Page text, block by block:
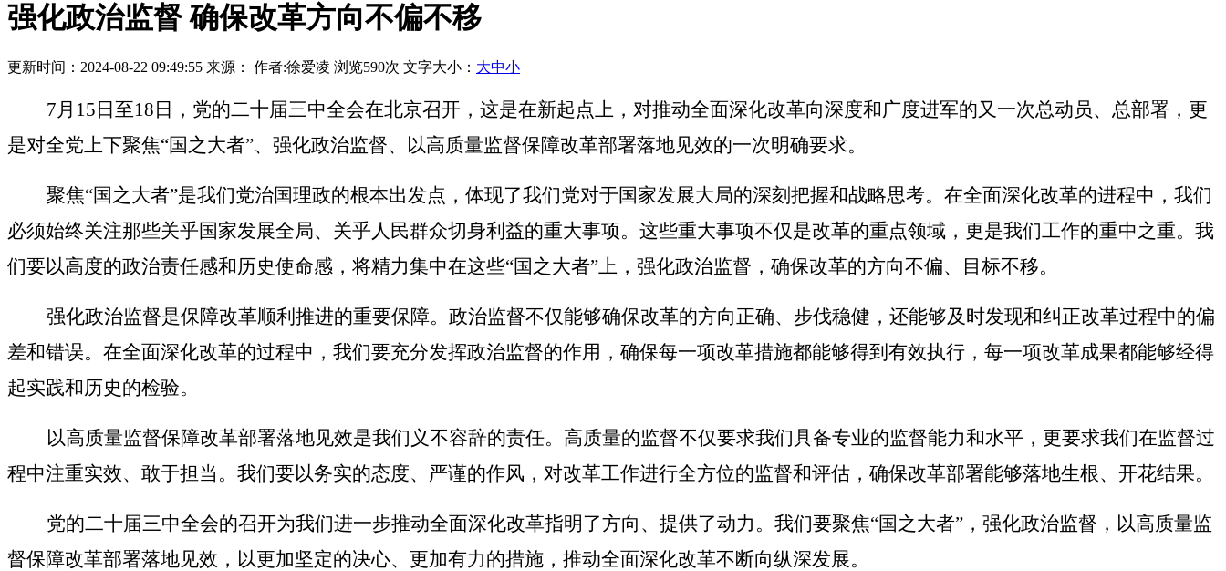
强化政治监督 确保改革方向不偏不移
更新时间： 2024-08-22 09:49:55 来源： 作者:徐爱凌 浏览590次 文字大小： 大中小
7月15日至18日，党的二十届三中全会在北京召开，这是在新起点上，对推动全面深化改革向深度和广度进军的又一次总动员、总部署，更
是对全党上下聚焦“国之大者”、强化政治监督、以高质量监督保障改革部署落地见效的一次明确要求。
聚焦“国之大者”是我们党治国理政的根本出发点，体现了我们党对于国家发展大局的深刻把握和战略思考。在全面深化改革的进程中，我们
必须始终关注那些关乎国家发展全局、关乎人民群众切身利益的重大事项。这些重大事项不仅是改革的重点领域，更是我们工作的重中之重。我
们要以高度的政治责任感和历史使命感，将精力集中在这些“国之大者”上，强化政治监督，确保改革的方向不偏、目标不移。
强化政治监督是保障改革顺利推进的重要保障。政治监督不仅能够确保改革的方向正确、步伐稳健，还能够及时发现和纠正改革过程中的偏
差和错误。在全面深化改革的过程中，我们要充分发挥政治监督的作用，确保每一项改革措施都能够得到有效执行，每一项改革成果都能够经得
起实践和历史的检验。
以高质量监督保障改革部署落地见效是我们义不容辞的责任。高质量的监督不仅要求我们具备专业的监督能力和水平，更要求我们在监督过
程中注重实效、敢于担当。我们要以务实的态度、严谨的作风，对改革工作进行全方位的监督和评估，确保改革部署能够落地生根、开花结果。
党的二十届三中全会的召开为我们进一步推动全面深化改革指明了方向、提供了动力。我们要聚焦“国之大者”，强化政治监督，以高质量监
督保障改革部署落地见效，以更加坚定的决心、更加有力的措施，推动全面深化改革不断向纵深发展。